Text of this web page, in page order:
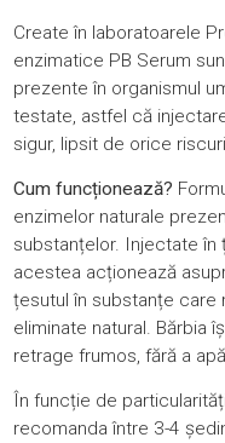
Create în laboratoarele
enzimatice PB Serum
prezente în organismul
testate, astfel că
sigur, lipsit de orice
Cum funcționează?
enzimelor naturale
substanțelor. Injectate în
acestea acționează
țesutul în substanțe care
eliminate natural. Bărbia
retrage frumos, fără a
În funcție de
recomanda între 3-4